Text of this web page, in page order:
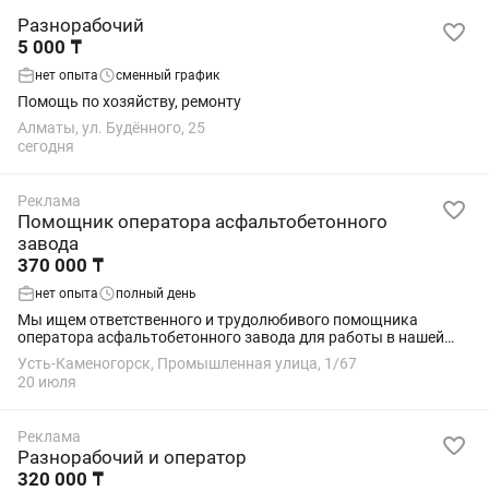
Разнорабочий
5 000 ₸
нет опыта сменный график
Помощь по хозяйству, ремонту
Алматы, ул. Будённого, 25
сегодня
Реклама
Помощник оператора асфальтобетонного
завода
370 000 ₸
нет опыта полный день
Мы ищем ответственного и трудолюбивого помощника
оператора асфальтобетонного завода для работы в нашей
команде! Обязанности: - Помощь оператору в управлении
оборудованием; - Контроль за процессом...
Усть-Каменогорск, Промышленная улица, 1/67
20 июля
Реклама
Разнорабочий и оператор
320 000 ₸